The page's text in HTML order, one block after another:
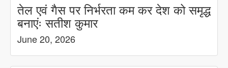
तेल एवं गैस पर निर्भरता कम कर देश को समृद्ध
बनाएंः सतीश कुमार
June 20, 2026